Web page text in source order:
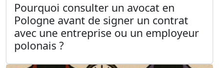
Pourquoi consulter un avocat en
Pologne avant de signer un contrat
avec une entreprise ou un employeur
polonais ?